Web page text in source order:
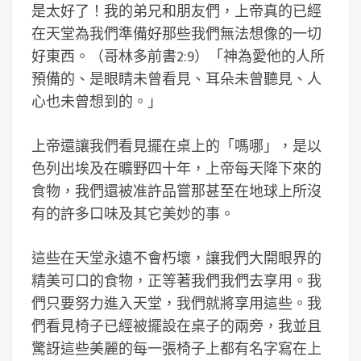
是太好了！我的弟兄和朋友們，上帝真的已經
在天堂為我們準備好那些我們無法想像的一切
好東西。（哥林多前書2:9）「神為愛他的人所
預備的、是眼睛未曾看見、耳朵未曾聽見、人
心也未曾想到的。」
上帝還讓我們看見擺在桌上的「嗎哪」，是以
色列出埃及在曠野四十年，上帝每天降下來的
食物，我們還被准許品嘗那甚至在地球上所沒
有的許多口味及其它美妙的事。
這些在天堂永遠不會朽壞，讓我們大開眼界的
精美可口的食物，正等著我們我們去享用。我
們只要努力進入天堂，我們就將享用這些。我
們看見椅子已經被擺設在桌子的兩旁，我並且
驚訝這些美麗的每一張椅子上都有名字寫在上